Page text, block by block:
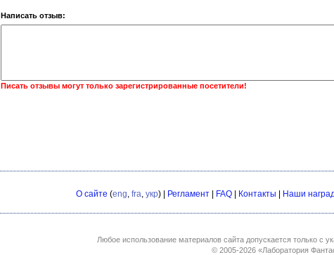
Написать отзыв:
Писать отзывы могут только зарегистрированные посетители!
О сайте (eng, fra, укр) | Регламент FAQ Контакты Наши
Любое использование материалов сайта допускается только с
© 2005-2026 «Лаборатория